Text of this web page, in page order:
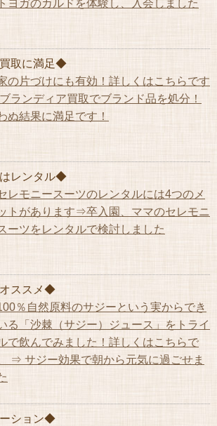
ヨガのカルドを体験し、入会しました
取に満足◆
の片づけにも有効！詳しくはこちらです
ランディア買取でブランド品を処分！
ぬ結果に満足です！
レンタル◆
レモニースーツのレンタルには4つのメ
トがあります⇒卒入園、ママのセレモニ
ーツをレンタルで検討しました
ススメ◆
％自然原料のサジーという実からでき
る「沙棘（サジー）ジュース」をトライ
で飲んでみました！詳しくはこちらで
⇒ サジー効果で朝から元気に過ごせま
ション◆